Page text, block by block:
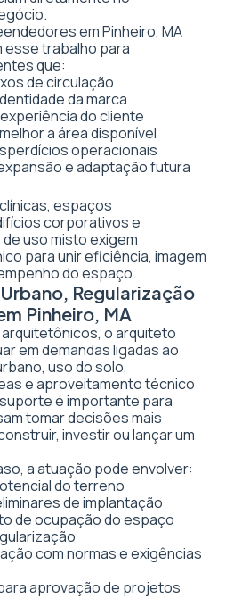
em Pinheiro, MA
esse trabalho para
que:
de circulação
da marca
do cliente
a área disponível
operacionais
e adaptação futura
espaços
corporativos e
uso misto exigem
para unir eficiência, imagem
do espaço.
Regularização
Pinheiro, MA
o arquiteto
em demandas ligadas ao
uso do solo,
e aproveitamento técnico
é importante para
tomar decisões mais
investir ou lançar um
a atuação pode envolver:
do terreno
de implantação
de ocupação do espaço
com normas e exigências
aprovação de projetos